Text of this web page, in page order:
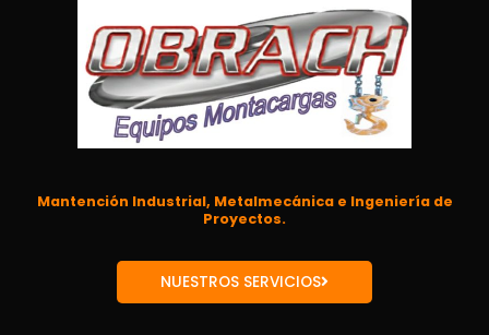
Mantención Industrial, Metalmecánica e Ingeniería de
Proyectos.
NUESTROS SERVICIOS